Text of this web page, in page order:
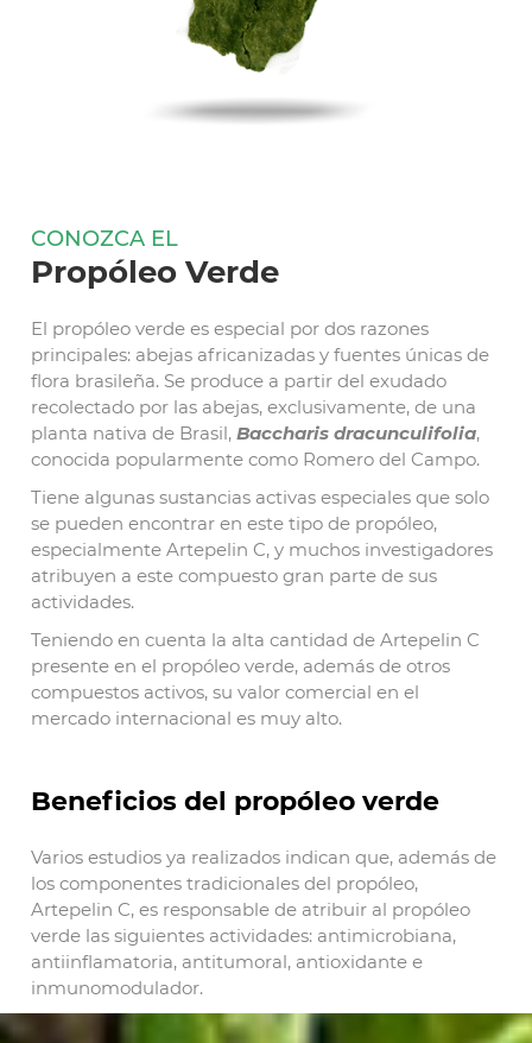
CONOZCA EL
Propóleo Verde
El propóleo verde es especial por dos razones
principales: abejas africanizadas y fuentes únicas de
flora brasileña. Se produce a partir del exudado
recolectado por las abejas, exclusivamente, de una
planta nativa de Brasil, Baccharis dracunculifolia,
conocida popularmente como Romero del Campo.
Tiene algunas sustancias activas especiales que solo
se pueden encontrar en este tipo de propóleo,
especialmente Artepelin C, y muchos investigadores
atribuyen a este compuesto gran parte de sus
actividades.
Teniendo en cuenta la alta cantidad de Artepelin C
presente en el propóleo verde, además de otros
compuestos activos, su valor comercial en el
mercado internacional es muy alto.
Beneficios del propóleo verde
Varios estudios ya realizados indican que, además de
los componentes tradicionales del propóleo,
Artepelin C, es responsable de atribuir al propóleo
verde las siguientes actividades: antimicrobiana,
antiinflamatoria, antitumoral, antioxidante e
inmunomodulador.